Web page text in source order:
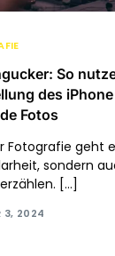
So
des
Fotos
Fotografie geht
sondern
[…]
3, 2024